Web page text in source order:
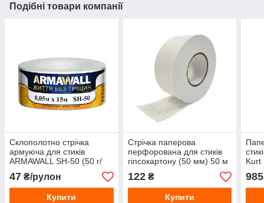
Подібні товари компанії
Склополотно стрічка
армуюча для стиків
ARMAWALL SH-50 (50 г/
кв.м) 50 мм, 15 м
47 ₴/рулон
Купити
Стрічка паперова
перфорована для стиків
гіпсокартону (50 мм) 50 м
122₴
Купити
985